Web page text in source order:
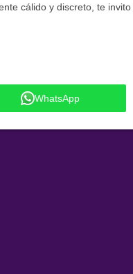
cálido y discreto, te
WhatsApp